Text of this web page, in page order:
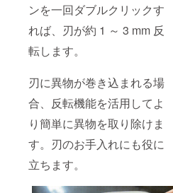
ンを一回ダブルクリックす
れば、刃が約 1 ～ 3 mm 反
転します。
刃に異物が巻き込まれる場
合、反転機能を活用してよ
り簡単に異物を取り除けま
す。刃のお手入れにも役に
立ちます。